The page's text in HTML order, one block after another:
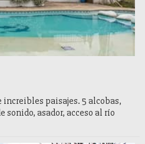
increibles paisajes. 5 alcobas,
sonido, asador, acceso al río